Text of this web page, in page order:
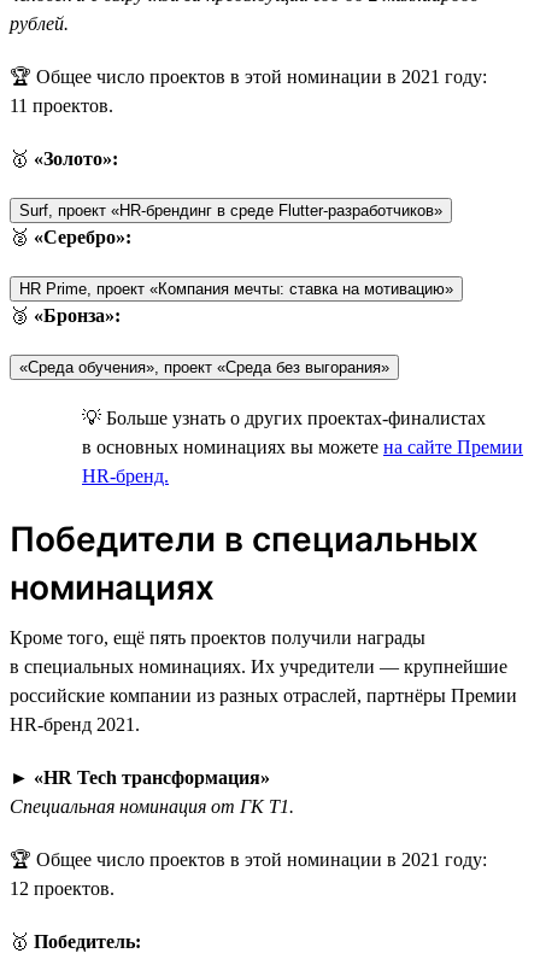
рублей.
🏆 Общее число проектов в этой номинации в 2021 году:
11 проектов.
🥇 «Золото»:
Surf, проект «HR-брендинг в среде Flutter-разработчиков»
🥈 «Серебро»:
HR Prime, проект «Компания мечты: ставка на мотивацию»
🥉 «Бронза»:
«Среда обучения», проект «Среда без выгорания»
💡 Больше узнать о других проектах-финалистах
в основных номинациях вы можете на сайте Премии
HR-бренд.
Победители в специальных
номинациях
Кроме того, ещё пять проектов получили награды
в специальных номинациях. Их учредители — крупнейшие
российские компании из разных отраслей, партнёры Премии
HR-бренд 2021.
► «HR Tech трансформация»
Специальная номинация от ГК Т1.
🏆 Общее число проектов в этой номинации в 2021 году:
12 проектов.
🥇 Победитель: